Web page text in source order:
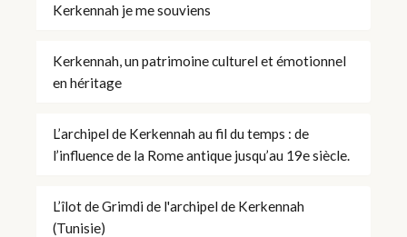
Kerkennah je me souviens
Kerkennah, un patrimoine culturel et émotionnel
en héritage
L’archipel de Kerkennah au fil du temps : de
l’influence de la Rome antique jusqu’au 19e siècle.
L’îlot de Grimdi de l'archipel de Kerkennah
(Tunisie)